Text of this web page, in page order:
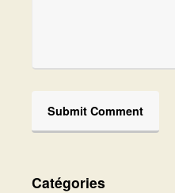
Catégories